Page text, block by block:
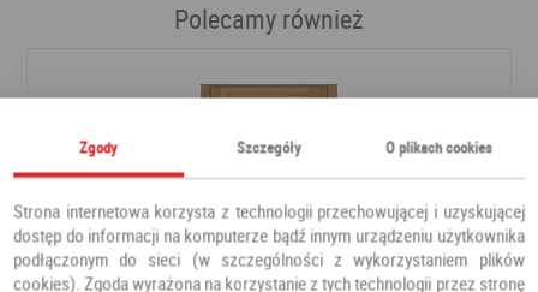
Polecamy również
Zgody Szczegóły O plikach cookies
Strona internetowa korzysta z technologii przechowującej i uzyskującej
dostęp do informacji na komputerze bądź innym urządzeniu użytkownika
podłączonym do sieci (w szczególności z wykorzystaniem plików
cookies). Zgoda wyrażona na korzystanie z tych technologii przez stronę